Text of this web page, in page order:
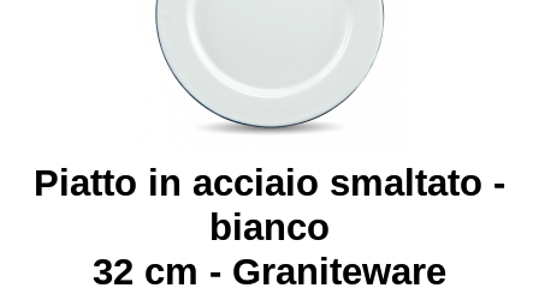
Piatto in acciaio smaltato -
bianco
32 cm - Graniteware